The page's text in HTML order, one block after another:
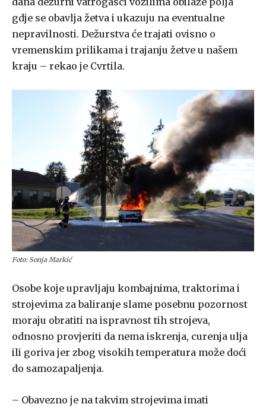
gdje se obavlja žetva i ukazuju na eventualne
nepravilnosti. Dežurstva će trajati ovisno o
vremenskim prilikama i trajanju žetve u našem
kraju – rekao je Cvrtila.
Foto: Sonja Markić
Osobe koje upravljaju kombajnima, traktorima i
strojevima za baliranje slame posebnu pozornost
moraju obratiti na ispravnost tih strojeva,
odnosno provjeriti da nema iskrenja, curenja ulja
ili goriva jer zbog visokih temperatura može doći
do samozapaljenja.
– Obavezno je na takvim strojevima imati